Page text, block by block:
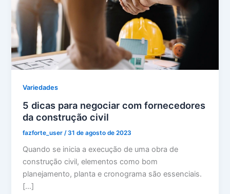
Variedades
5 dicas para negociar com fornecedores
da construção civil
fazforte_user /31 de agosto de 2023
Quando se inicia a execução de uma obra de
construção civil, elementos como bom
planejamento, planta e cronograma são essenciais.
[…]